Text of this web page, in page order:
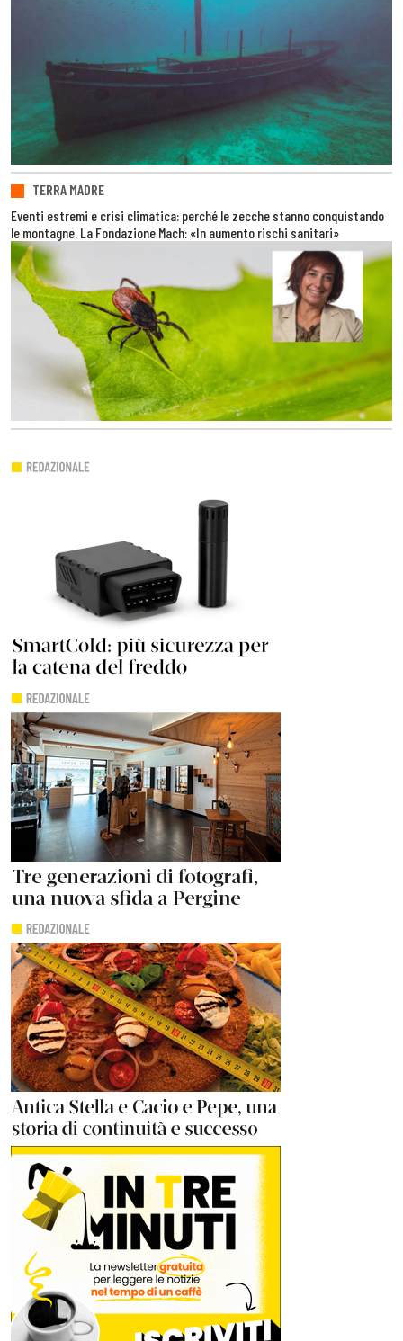
TERRA MADRE
Eventi estremi e crisi climatica: perché le zecche stanno conquistando
le montagne. La Fondazione Mach: «In aumento rischi sanitari»